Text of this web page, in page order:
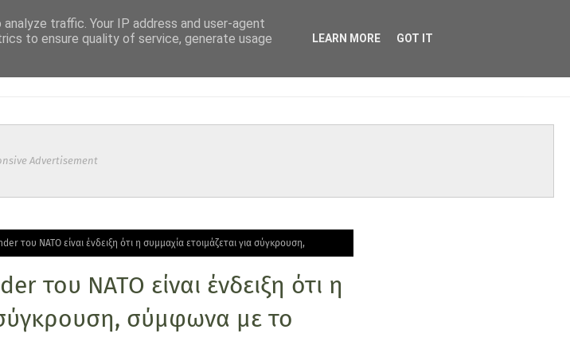
Advertisement
του ΝΑΤΟ είναι ένδειξη ότι η συμμαχία ετοιμάζεται για σύγκρουση,
του ΝΑΤΟ είναι ένδειξη ότι η
σύγκρουση, σύμφωνα με το
traffic. Your IP address and user-agent
to ensure quality of service, generate usage
LEARN MORE GOT IT